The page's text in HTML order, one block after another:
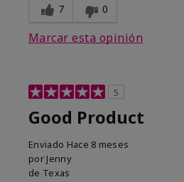
7 0
Marcar esta opinión
5
Good Product
Enviado Hace 8 meses
por Jenny
de Texas